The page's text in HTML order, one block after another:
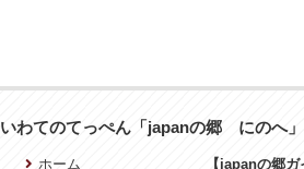
いわてのてっぺん「japanの郷 にのへ」
ホーム
【japanの郷ガ